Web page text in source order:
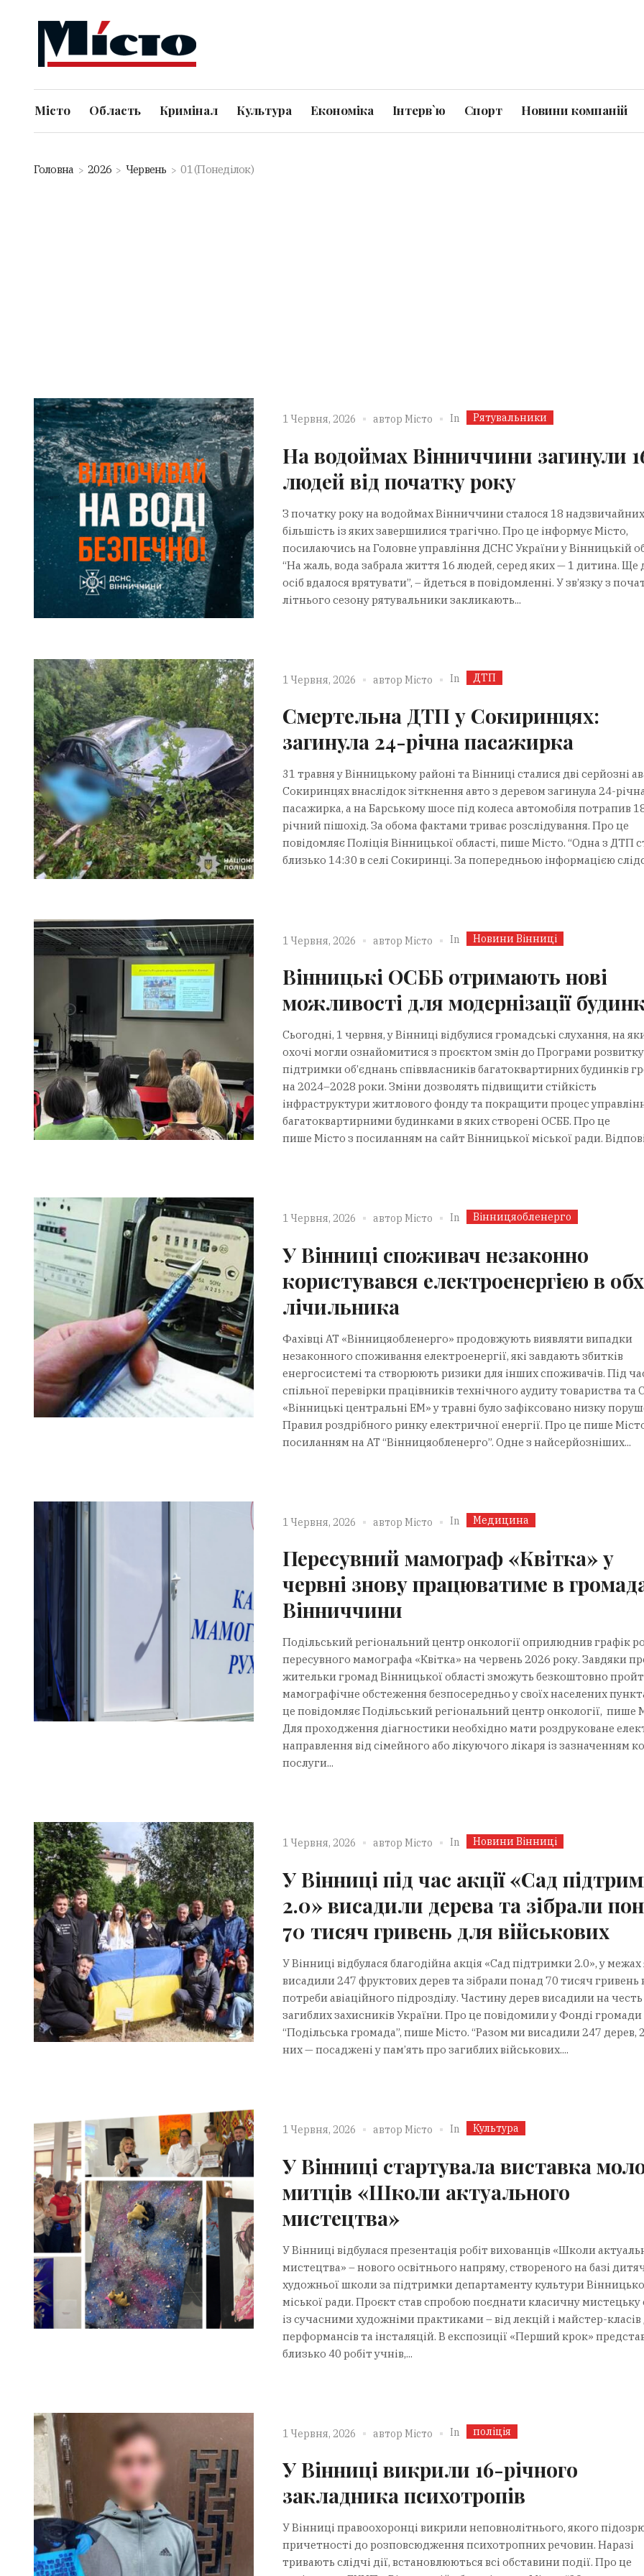
Місто Область Кримінал Культура Економіка Інтерв`ю Спорт Новини компаній
Головна 2026 Червень 01 (Понеділок)
1 Червня, 2026 автор Місто In Рятувальники
На водоймах Вінниччини загинули
людей від початку року
З початку року на водоймах Вінниччини сталося 18
більшість із яких завершилися трагічно. Про це інформує Місто,
посилаючись на Головне управління ДСНС України у Вінницькій
“На жаль, вода забрала життя 16 людей, серед яких — 1 дитина. Ще
осіб вдалося врятувати”, – йдеться в повідомленні. У зв’язку з
літнього сезону рятувальники закликають...
1 Червня, 2026 автор Місто In ДТП
Смертельна ДТП у Сокиринцях:
загинула 24-річна пасажирка
31 травня у Вінницькому районі та Вінниці сталися дві серйозні
Сокиринцях внаслідок зіткнення авто з деревом загинула 24-
пасажирка, а на Барському шосе під колеса автомобіля потрапив
річний пішохід. За обома фактами триває розслідування. Про це
повідомляє Поліція Вінницької області, пише Місто. “Одна з ДТП
близько 14:30 в селі Сокиринці. За попередньою інформацією
1 Червня, 2026 автор Місто In Новини Вінниці
Вінницькі ОСББ отримають нові
можливості для модернізації
Сьогодні, 1 червня, у Вінниці відбулися громадські слухання, на
охочі могли ознайомитися з проєктом змін до Програми
підтримки об’єднань співвласників багатоквартирних будинків
на 2024–2028 роки. Зміни дозволять підвищити стійкість
інфраструктури житлового фонду та покращити процес
багатоквартирними будинками в яких створені ОСББ. Про це
пише Місто з посиланням на сайт Вінницької міської ради.
1 Червня, 2026 автор Місто In Вінницяобленерго
У Вінниці споживач незаконно
користувався електроенергією в
лічильника
Фахівці АТ «Вінницяобленерго» продовжують виявляти випадки
незаконного споживання електроенергії, які завдають збитків
енергосистемі та створюють ризики для інших споживачів. Під
спільної перевірки працівників технічного аудиту товариства та
«Вінницькі центральні ЕМ» у травні було зафіксовано низку
Правил роздрібного ринку електричної енергії. Про це пише
посиланням на АТ “Вінницяобленерго”. Одне з найсерйозніших...
1 Червня, 2026 автор Місто In Медицина
Пересувний мамограф «Квітка» у
червні знову працюватиме в
Вінниччини
Подільський регіональний центр онкології оприлюднив графік
пересувного мамографа «Квітка» на червень 2026 року. Завдяки
жительки громад Вінницької області зможуть безкоштовно
мамографічне обстеження безпосередньо у своїх населених
це повідомляє Подільський регіональний центр онкології, пише
Для проходження діагностики необхідно мати роздруковане
направлення від сімейного або лікуючого лікаря із зазначенням
послуги...
1 Червня, 2026 автор Місто In Новини Вінниці
У Вінниці під час акції «Сад
2.0» висадили дерева та зібрали
70 тисяч гривень для військових
У Вінниці відбулася благодійна акція «Сад підтримки 2.0», у межах
висадили 247 фруктових дерев та зібрали понад 70 тисяч гривень
потреби авіаційного підрозділу. Частину дерев висадили на честь
загиблих захисників України. Про це повідомили у Фонді громади
“Подільська громада”, пише Місто. “Разом ми висадили 247 дерев,
них — посаджені у пам’ять про загиблих військових....
1 Червня, 2026 автор Місто In Культура
У Вінниці стартувала виставка
митців «Школи актуального
мистецтва»
У Вінниці відбулася презентація робіт вихованців «Школи
мистецтва» – нового освітнього напряму, створеного на базі
художньої школи за підтримки департаменту культури
міської ради. Проєкт став спробою поєднати класичну мистецьку
із сучасними художніми практиками – від лекцій і майстер-класів
перформансів та інсталяцій. В експозиції «Перший крок»
близько 40 робіт учнів,...
1 Червня, 2026 автор Місто In поліція
У Вінниці викрили 16-річного
закладника психотропів
У Вінниці правоохоронці викрили неповнолітнього, якого
причетності до розповсюдження психотропних речовин. Наразі
тривають слідчі дії, встановлюються всі обставини події. Про це